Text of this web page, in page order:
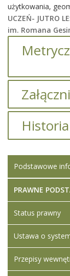
użytkowania,
UCZEŃ- JUTRO
im. Romana
Tytuł
otwarcia
Artykuł
utworzony.
Artykuł
zmieniony.
Podstawowe
PRAWNE
Status prawny
Ustawa o
Przepisy